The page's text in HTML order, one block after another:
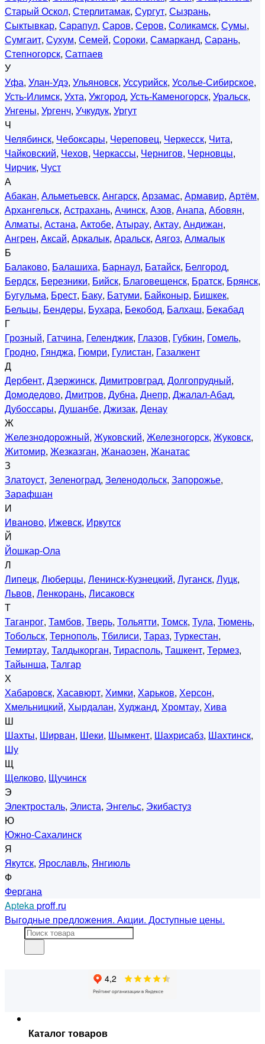
Старый Оскол, Стерлитамак, Сургут, Сызрань,
Сыктывкар, Сарапул, Саров, Серов, Соликамск, Сумы,
Сумгаит, Сухум, Семей, Сороки, Самарканд, Сарань,
Степногорск, Сатпаев
У
Уфа, Улан-Удэ, Ульяновск, Уссурийск, Усолье-Сибирское,
Усть-Илимск, Ухта, Ужгород, Усть-Каменогорск, Уральск,
Унгены, Ургенч, Учкудук, Ургут
Ч
Челябинск, Чебоксары, Череповец, Черкесск, Чита,
Чайковский, Чехов, Черкассы, Чернигов, Черновцы,
Чирчик, Чуст
А
Абакан, Альметьевск, Ангарск, Арзамас, Армавир, Артём,
Архангельск, Астрахань, Ачинск, Азов, Анапа, Абовян,
Алматы, Астана, Актобе, Атырау, Актау, Андижан,
Ангрен, Аксай, Аркалык, Аральск, Аягоз, Алмалык
Б
Балаково, Балашиха, Барнаул, Батайск, Белгород,
Бердск, Березники, Бийск, Благовещенск, Братск, Брянск,
Бугульма, Брест, Баку, Батуми, Байконыр, Бишкек,
Бельцы, Бендеры, Бухара, Бекобод, Балхаш, Бекабад
Г
Грозный, Гатчина, Геленджик, Глазов, Губкин, Гомель,
Гродно, Гянджа, Гюмри, Гулистан, Газалкент
Д
Дербент, Дзержинск, Димитровград, Долгопрудный,
Домодедово, Дмитров, Дубна, Днепр, Джалал-Абад,
Дубоссары, Душанбе, Джизак, Денау
Ж
Железнодорожный, Жуковский, Железногорск, Жуковск,
Житомир, Жезказган, Жанаозен, Жанатас
З
Златоуст, Зеленоград, Зеленодольск, Запорожье,
Зарафшан
И
Иваново, Ижевск, Иркутск
Й
Йошкар-Ола
Л
Липецк, Люберцы, Ленинск-Кузнецкий, Луганск, Луцк,
Львов, Ленкорань, Лисаковск
Т
Таганрог, Тамбов, Тверь, Тольятти, Томск, Тула, Тюмень,
Тобольск, Тернополь, Тбилиси, Тараз, Туркестан,
Темиртау, Талдыкорган, Тирасполь, Ташкент, Термез,
Тайынша, Талгар
Х
Хабаровск, Хасавюрт, Химки, Харьков, Херсон,
Хмельницкий, Хырдалан, Худжанд, Хромтау, Хива
Ш
Шахты, Ширван, Шеки, Шымкент, Шахрисабз, Шахтинск,
Шу
Щ
Щелково, Щучинск
Э
Электросталь, Элиста, Энгельс, Экибастуз
Ю
Южно-Сахалинск
Я
Якутск, Ярославль, Янгиюль
Ф
Фергана
Aptekaproff.ru
Выгодные предложения. Акции. Доступные цены.
Каталог товаров